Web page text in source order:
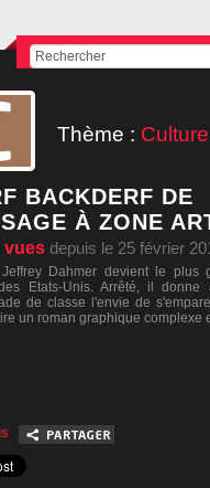
Thème : Culture
BACKDERF DE
À ZONE
vues depuis le 25 février
Dahmer devient le plus
Etats-Unis. Arrêté, il donne
de classe l'envie de
un roman graphique complexe